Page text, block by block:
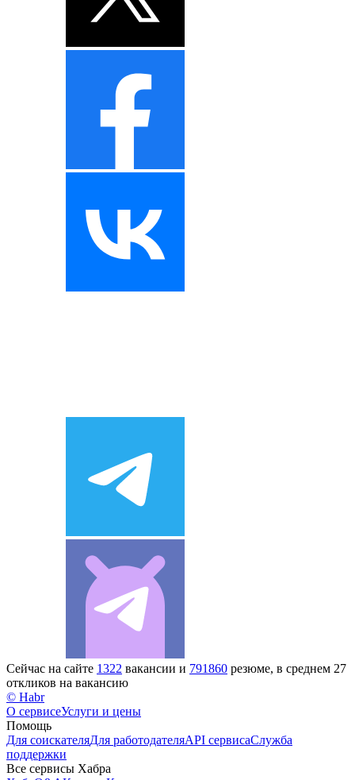
Сейчас на сайте 1322 вакансии и 791860 резюме, в среднем 27
откликов на вакансию
© Habr
О сервисеУслуги и цены
Помощь
Для соискателяДля работодателяAPI сервисаСлужба
поддержки
Все сервисы Хабра